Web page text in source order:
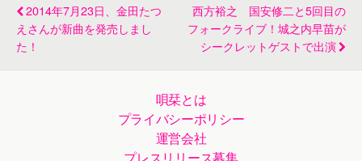
2014年7月23日、金田たつ
えさんが新曲を発売しまし
た！
西方裕之 国安修二と5回目の
フォークライブ！城之内早苗が
シークレットゲストで出演
唄栞とは
プライバシーポリシー
運営会社
プレスリリース募集